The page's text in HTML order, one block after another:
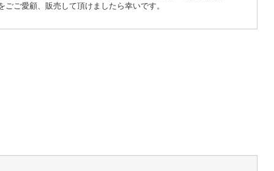
ご愛顧、販売して頂けましたら幸いです。